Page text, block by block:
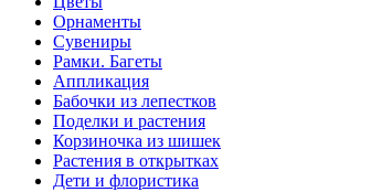
Орнаменты
Сувениры
Рамки. Багеты
Аппликация
Бабочки из лепестков
Поделки и растения
Корзиночка из шишек
Растения в открытках
Дети и флористика